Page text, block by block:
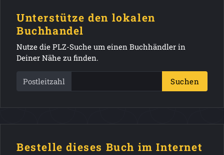
Unterstütze den lokalen
Buchhandel
Nutze die PLZ-Suche um einen Buchhändler in
Deiner Nähe zu finden.
Postleitzahl Suchen
Bestelle dieses Buch im Internet